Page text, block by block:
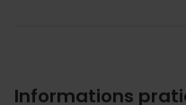
Informations